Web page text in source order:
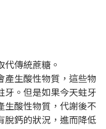
傳統蔗糖。
產生酸性物質，這些物
牙。但是如果今天蛀牙
生酸性物質，代謝後不
脫鈣的狀況，進而降低